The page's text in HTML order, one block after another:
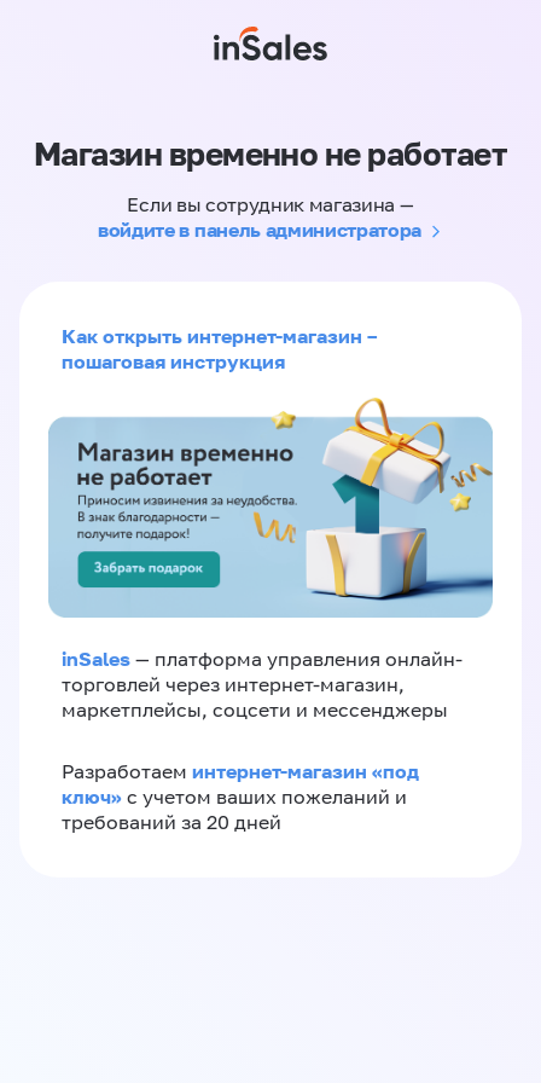
Магазин временно не работает
Если вы сотрудник магазина —
войдите в панель администратора
Как открыть интернет-магазин –
пошаговая инструкция
inSales — платформа управления онлайн-
торговлей через интернет-магазин,
маркетплейсы, соцсети и мессенджеры
Разработаем интернет-магазин «‎под
ключ»‎ с учетом ваших пожеланий и
требований за 20 дней